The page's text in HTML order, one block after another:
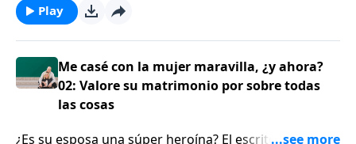
usualmente es el castillo de un varón, pero es el nido
de una mujer. Por lo tanto, un esposo sabio no
su esposa.
Play
Me casé con la mujer maravilla, ¿y ahora?
02: Valore su matrimonio por sobre todas
las cosas
¿Es su esposa una súper heroína? El escritor Jess